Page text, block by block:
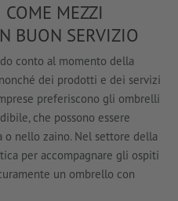
MEZZI
BUON SERVIZIO
conto al momento della
dei prodotti e dei servizi
preferiscono gli ombrelli
che possono essere
nello zaino. Nel settore della
per accompagnare gli ospiti
un ombrello con